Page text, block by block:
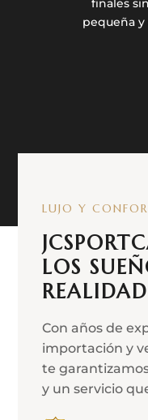
finales
pequeña
LUJO Y
LOS
Con años de
importación y
te
y un servicio